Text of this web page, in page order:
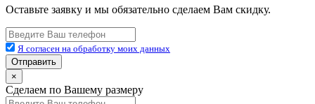
Оставьте заявку и мы обязательно сделаем Вам скидку.
Я согласен на обработку моих данных
Отправить
×
Сделаем по Вашему размеру